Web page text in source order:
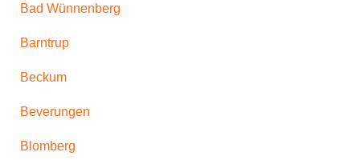
Bad Wünnenberg
Barntrup
Beckum
Beverungen
Blomberg